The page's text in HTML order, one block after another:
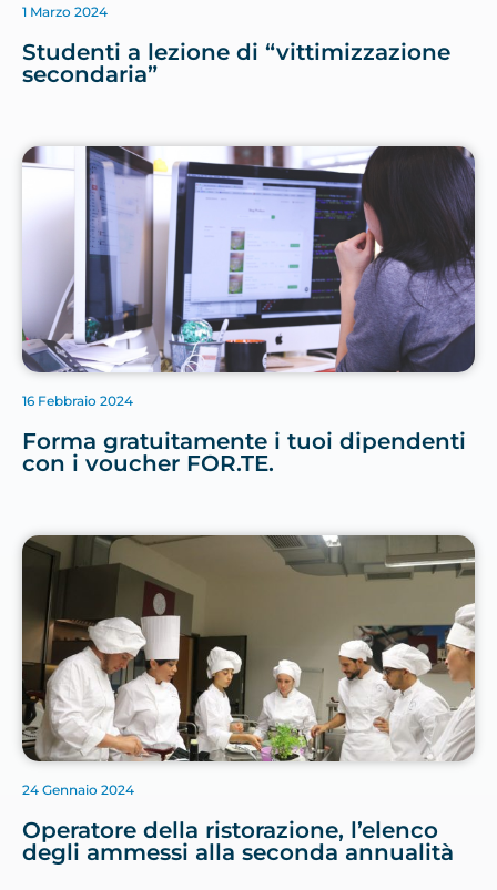
1 Marzo 2024
Studenti a lezione di “vittimizzazione
secondaria”
16 Febbraio 2024
Forma gratuitamente i tuoi dipendenti
con i voucher FOR.TE.
24 Gennaio 2024
Operatore della ristorazione, l’elenco
degli ammessi alla seconda annualità